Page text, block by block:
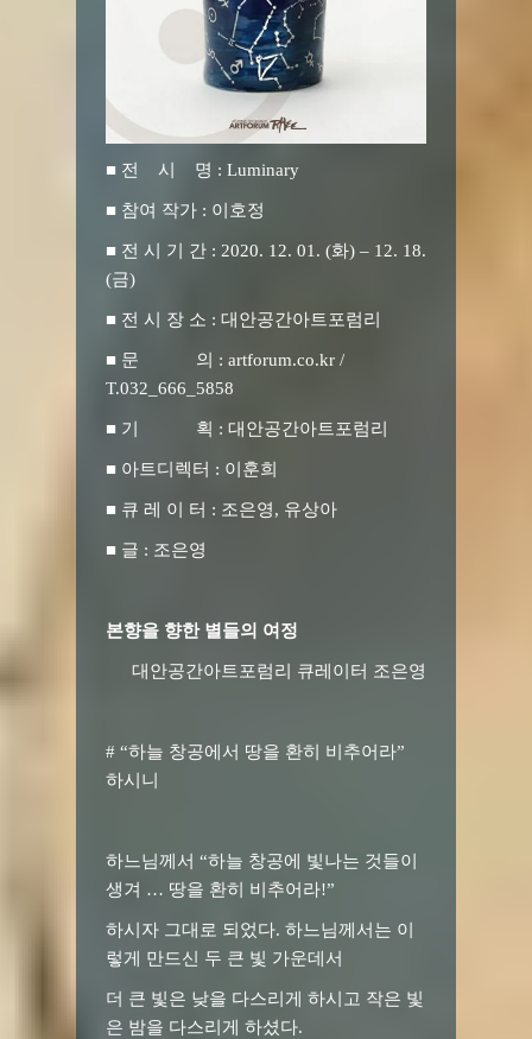
■ 전 시 명 : Luminary
■ 참여 작가 : 이호정
■ 전 시 기 간 : 2020. 12. 01. (화) – 12. 18.
(금)
■ 전 시 장 소 : 대안공간아트포럼리
■ 문 의 : artforum.co.kr /
T.032_666_5858
■ 기 획 : 대안공간아트포럼리
■ 아트디렉터 : 이훈희
■ 큐 레 이 터 : 조은영, 유상아
■ 글 : 조은영
본향을 향한 별들의 여정
대안공간아트포럼리 큐레이터 조은영
# “하늘 창공에서 땅을 환히 비추어라”
하시니
하느님께서 “하늘 창공에 빛나는 것들이
생겨 … 땅을 환히 비추어라!”
하시자 그대로 되었다. 하느님께서는 이
렇게 만드신 두 큰 빛 가운데서
더 큰 빛은 낮을 다스리게 하시고 작은 빛
은 밤을 다스리게 하셨다.